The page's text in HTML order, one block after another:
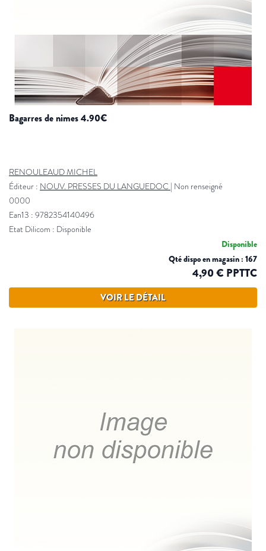
bagarres de nimes 4.90€
RENOULEAUD MICHEL
Éditeur : NOUV. PRESSES DU LANGUEDOC | Non renseigné
0000
Ean13 : 9782354140496
Etat Dilicom : Disponible
Disponible
Qté dispo en magasin : 167
4,90 € PPTTC
VOIR LE DÉTAIL